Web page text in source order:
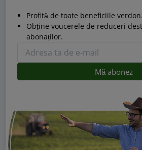
Profită de toate beneficiile verdon.
Obține voucerele de reduceri
abonaților.